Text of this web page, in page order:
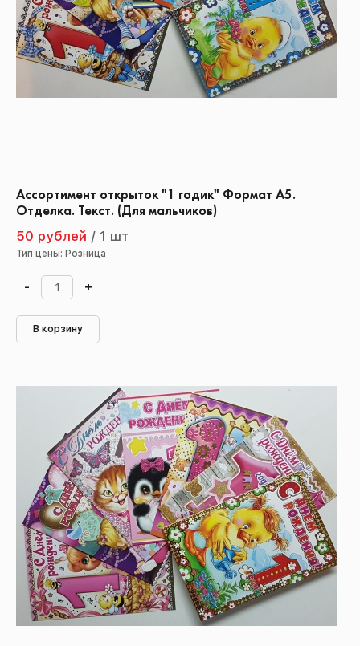
Ассортимент открыток "1 годик" Формат А5.
Отделка. Текст. (Для мальчиков)
50 рублей / 1 шт
Тип цены: Розница
- +
В корзину